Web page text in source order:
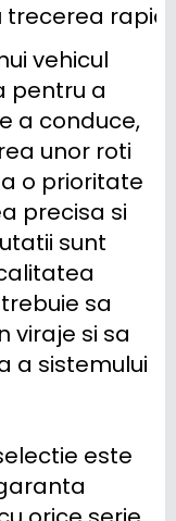
trecerea
vehicul
pentru a
a conduce,
unor roti
o prioritate
precisa si
sunt
sa
viraje si sa
a sistemului
este